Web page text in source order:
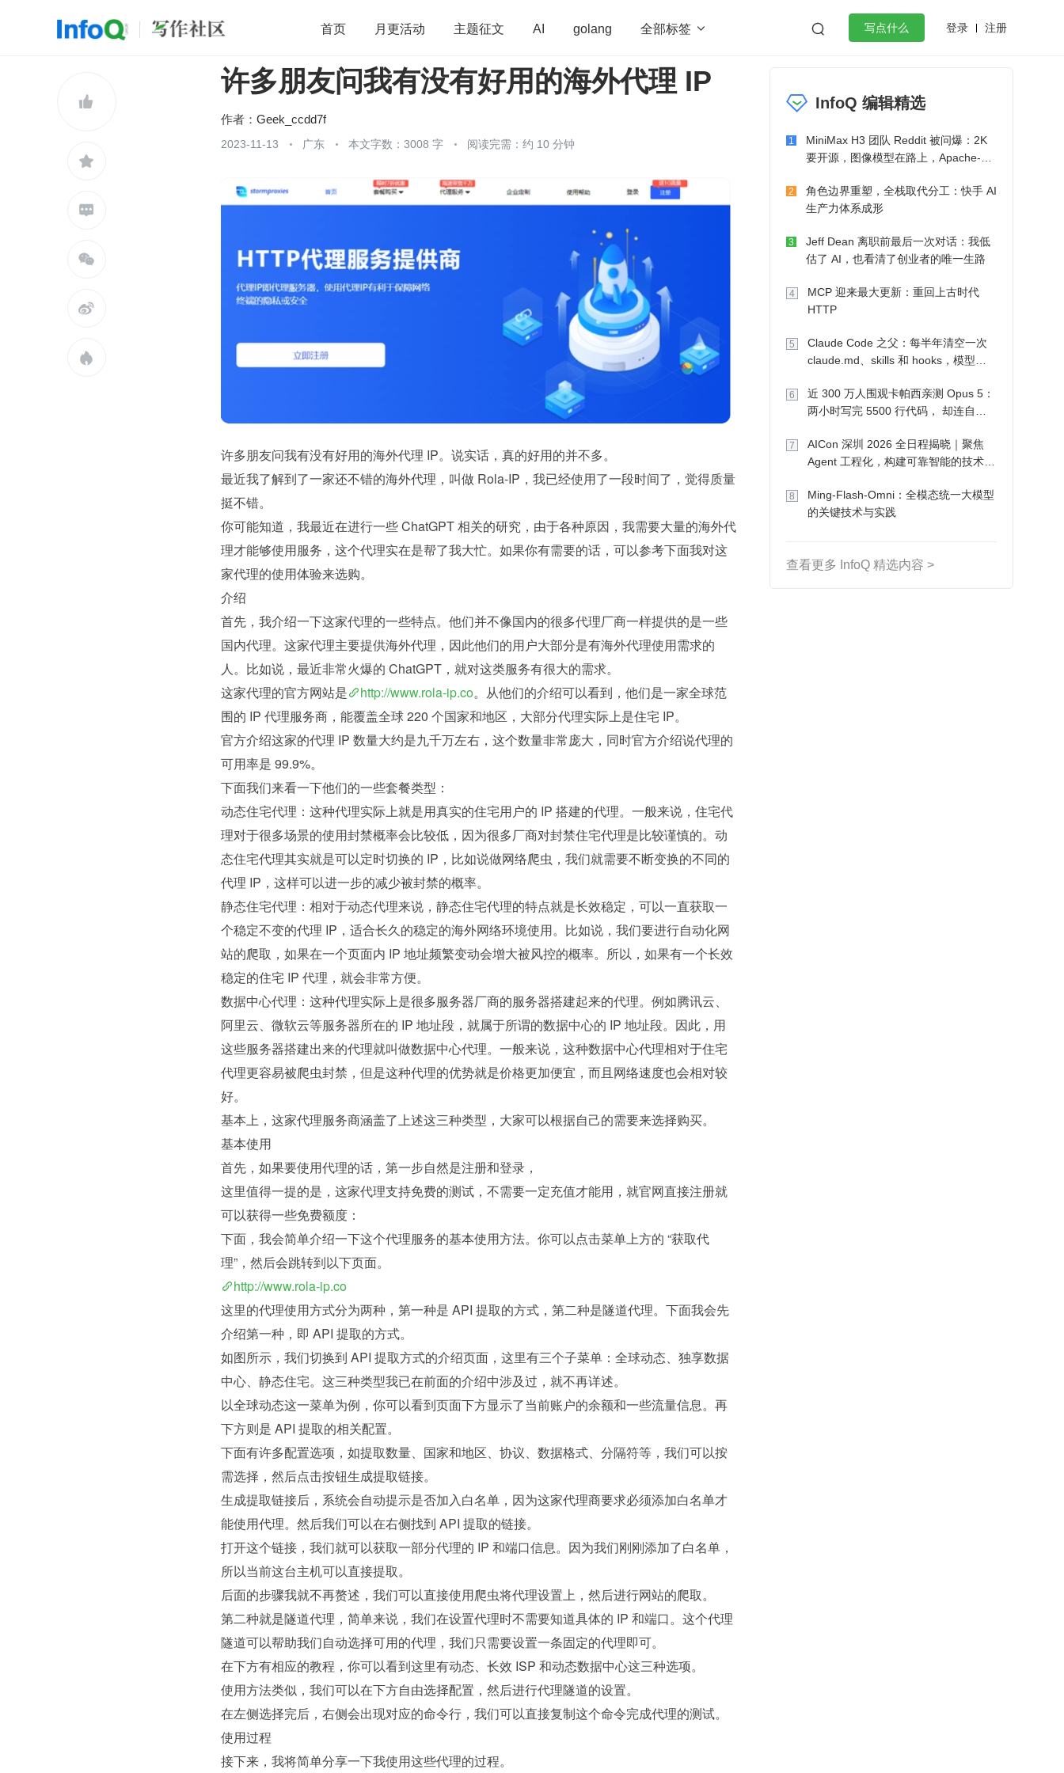
首页 月更活动 主题征文 AI golang 全部标签   写点什么 登录 注册
开源 架构 OpenHarmony 算法 学习方法 Web3.0 高效工作
前端 微服务架构 flutter






许多朋友问我有没有好用的海外代理 IP
作者： Geek_ccdd7f
2023-11-13 广东 本文字数：3008 字 阅读完需：约 10 分钟
许多朋友问我有没有好用的海外代理 IP。说实话，真的好用的并不多。
最近我了解到了一家还不错的海外代理，叫做 Rola-IP，我已经使用了一段时间了，觉得质量
挺不错。
你可能知道，我最近在进行一些 ChatGPT 相关的研究，由于各种原因，我需要大量的海外代
理才能够使用服务，这个代理实在是帮了我大忙。如果你有需要的话，可以参考下面我对这
家代理的使用体验来选购。
介绍
首先，我介绍一下这家代理的一些特点。他们并不像国内的很多代理厂商一样提供的是一些
国内代理。这家代理主要提供海外代理，因此他们的用户大部分是有海外代理使用需求的
人。比如说，最近非常火爆的 ChatGPT，就对这类服务有很大的需求。
这家代理的官方网站是
http://www.rola-ip.co。从他们的介绍可以看到，他们是一家全球范
围的 IP 代理服务商，能覆盖全球 220 个国家和地区，大部分代理实际上是住宅 IP。
官方介绍这家的代理 IP 数量大约是九千万左右，这个数量非常庞大，同时官方介绍说代理的
可用率是 99.9%。
下面我们来看一下他们的一些套餐类型：
动态住宅代理：这种代理实际上就是用真实的住宅用户的 IP 搭建的代理。一般来说，住宅代
理对于很多场景的使用封禁概率会比较低，因为很多厂商对封禁住宅代理是比较谨慎的。动
态住宅代理其实就是可以定时切换的 IP，比如说做网络爬虫，我们就需要不断变换的不同的
代理 IP，这样可以进一步的减少被封禁的概率。
静态住宅代理：相对于动态代理来说，静态住宅代理的特点就是长效稳定，可以一直获取一
个稳定不变的代理 IP，适合长久的稳定的海外网络环境使用。比如说，我们要进行自动化网
站的爬取，如果在一个页面内 IP 地址频繁变动会增大被风控的概率。所以，如果有一个长效
稳定的住宅 IP 代理，就会非常方便。
数据中心代理：这种代理实际上是很多服务器厂商的服务器搭建起来的代理。例如腾讯云、
阿里云、微软云等服务器所在的 IP 地址段，就属于所谓的数据中心的 IP 地址段。因此，用
这些服务器搭建出来的代理就叫做数据中心代理。一般来说，这种数据中心代理相对于住宅
代理更容易被爬虫封禁，但是这种代理的优势就是价格更加便宜，而且网络速度也会相对较
好。
基本上，这家代理服务商涵盖了上述这三种类型，大家可以根据自己的需要来选择购买。
基本使用
首先，如果要使用代理的话，第一步自然是注册和登录，
这里值得一提的是，这家代理支持免费的测试，不需要一定充值才能用，就官网直接注册就
可以获得一些免费额度：
下面，我会简单介绍一下这个代理服务的基本使用方法。你可以点击菜单上方的 “获取代
理”，然后会跳转到以下页面。
http://www.rola-ip.co
这里的代理使用方式分为两种，第一种是 API 提取的方式，第二种是隧道代理。下面我会先
介绍第一种，即 API 提取的方式。
如图所示，我们切换到 API 提取方式的介绍页面，这里有三个子菜单：全球动态、独享数据
中心、静态住宅。这三种类型我已在前面的介绍中涉及过，就不再详述。
以全球动态这一菜单为例，你可以看到页面下方显示了当前账户的余额和一些流量信息。再
下方则是 API 提取的相关配置。
下面有许多配置选项，如提取数量、国家和地区、协议、数据格式、分隔符等，我们可以按
需选择，然后点击按钮生成提取链接。
生成提取链接后，系统会自动提示是否加入白名单，因为这家代理商要求必须添加白名单才
能使用代理。然后我们可以在右侧找到 API 提取的链接。
打开这个链接，我们就可以获取一部分代理的 IP 和端口信息。因为我们刚刚添加了白名单，
所以当前这台主机可以直接提取。
后面的步骤我就不再赘述，我们可以直接使用爬虫将代理设置上，然后进行网站的爬取。
第二种就是隧道代理，简单来说，我们在设置代理时不需要知道具体的 IP 和端口。这个代理
隧道可以帮助我们自动选择可用的代理，我们只需要设置一条固定的代理即可。
在下方有相应的教程，你可以看到这里有动态、长效 ISP 和动态数据中心这三种选项。
使用方法类似，我们可以在下方自由选择配置，然后进行代理隧道的设置。
在左侧选择完后，右侧会出现对应的命令行，我们可以直接复制这个命令完成代理的测试。
使用过程
接下来，我将简单分享一下我使用这些代理的过程。
InfoQ 编辑精选
1
MiniMax H3 团队 Reddit 被问爆：2K
要开源，图像模型在路上，Apache-2.0
2
角色边界重塑，全栈取代分工：快手 AI
生产力体系成形
3
Jeff Dean 离职前最后一次对话：我低
估了 AI，也看清了创业者的唯一生路
4
MCP 迎来最大更新：重回上古时代
HTTP
5
Claude Code 之父：每半年清空一次
claude.md、skills 和 hooks，模型自
6
近 300 万人围观卡帕西亲测 Opus 5：
两小时写完 5500 行代码， 却连自己
7
AICon 深圳 2026 全日程揭晓｜聚焦
Agent 工程化，构建可靠智能的技术路
8
Ming-Flash-Omni：全模态统一大模型
的关键技术与实践
查看更多 InfoQ 精选内容 >